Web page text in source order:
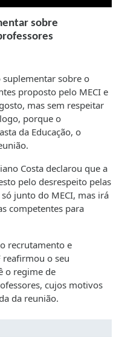
sobre
suplementar sobre o
proposto pelo MECI e
mas sem respeitar
porque o
da Educação, o
Costa declarou que a
pelo desrespeito pelas
junto do MECI, mas irá
competentes para
recrutamento e
reafirmou o seu
o regime de
cujos motivos
da reunião.